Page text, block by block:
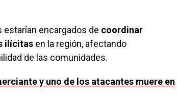
encargados de coordinar
ilícitas en la región, afectando
de las comunidades.
y uno de los atacantes muere en